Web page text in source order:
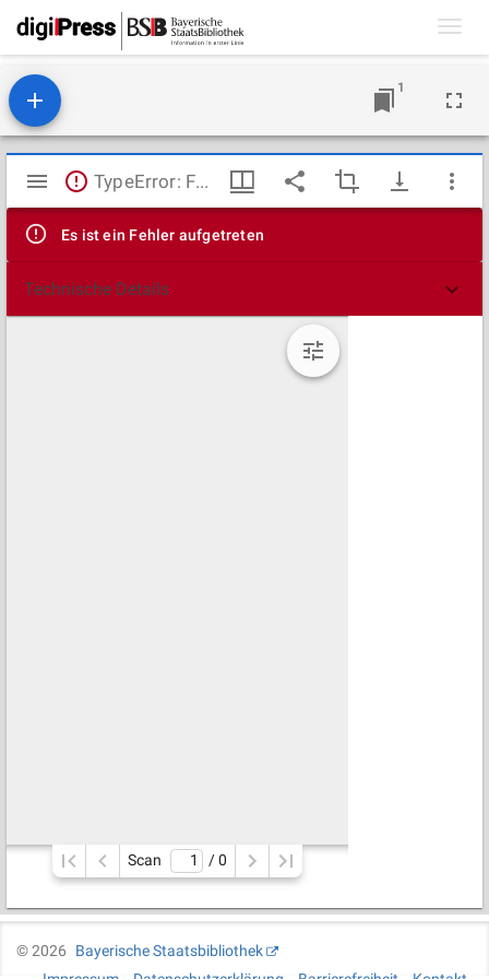
1
Mirador
Viewer
TypeError: Failed to fetch
Es ist ein Fehler aufgetreten
Technische Details
Scan / 0
©2026
Bayerische Staatsbibliothek